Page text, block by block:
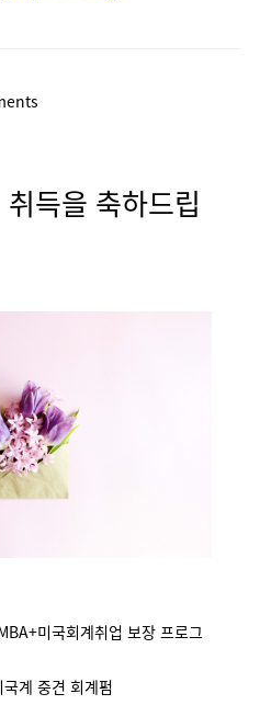
득을 축하드립
미국회계취업 보장 프로그
계 중견 회계펌